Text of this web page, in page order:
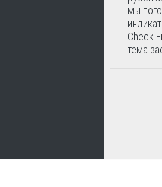
мы
Check
тема